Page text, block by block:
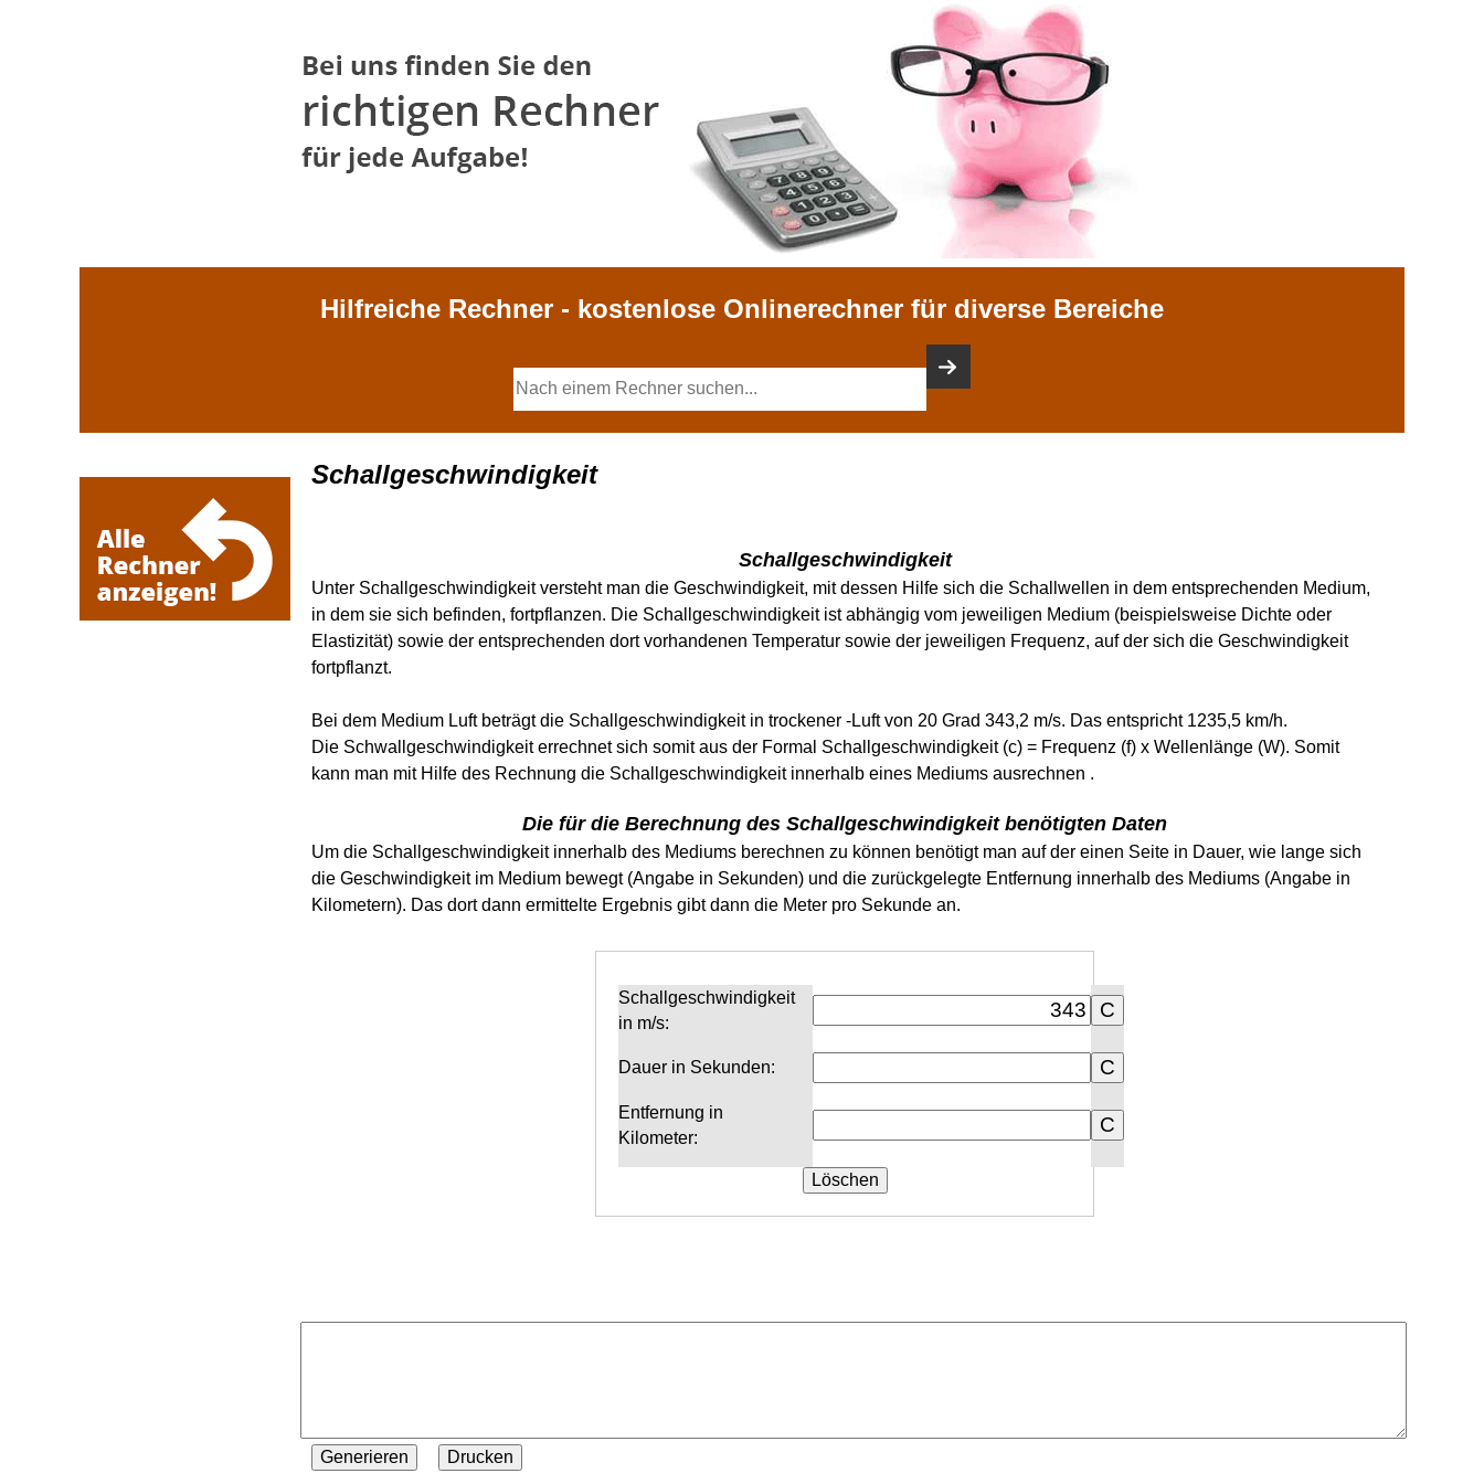
Hilfreiche Rechner - kostenlose Onlinerechner für diverse Bereiche
Schallgeschwindigkeit
Schallgeschwindigkeit
Unter Schallgeschwindigkeit versteht man die Geschwindigkeit, mit dessen Hilfe sich die Schallwellen in dem entsprechenden Medium,
in dem sie sich befinden, fortpflanzen. Die Schallgeschwindigkeit ist abhängig vom jeweiligen Medium (beispielsweise Dichte oder
Elastizität) sowie der entsprechenden dort vorhandenen Temperatur sowie der jeweiligen Frequenz, auf der sich die Geschwindigkeit
fortpflanzt.
Bei dem Medium Luft beträgt die Schallgeschwindigkeit in trockener -Luft von 20 Grad 343,2 m/s. Das entspricht 1235,5 km/h.
Die Schwallgeschwindigkeit errechnet sich somit aus der Formal Schallgeschwindigkeit (c) = Frequenz (f) x Wellenlänge (W). Somit
kann man mit Hilfe des Rechnung die Schallgeschwindigkeit innerhalb eines Mediums ausrechnen .
Die für die Berechnung des Schallgeschwindigkeit benötigten Daten
Um die Schallgeschwindigkeit innerhalb des Mediums berechnen zu können benötigt man auf der einen Seite in Dauer, wie lange sich
die Geschwindigkeit im Medium bewegt (Angabe in Sekunden) und die zurückgelegte Entfernung innerhalb des Mediums (Angabe in
Kilometern). Das dort dann ermittelte Ergebnis gibt dann die Meter pro Sekunde an.
Schallgeschwindigkeit
in m/s:
Dauer in Sekunden:
Entfernung in
Kilometer: